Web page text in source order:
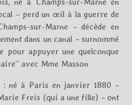
– perd un œil à la guerre de
sur-Marne – décède en
dans un canal – surnommé
pour appuyer une quelconque
avec Mme Masson
né à Paris en janvier 1880 –
Freis (qui a une fille) – ont